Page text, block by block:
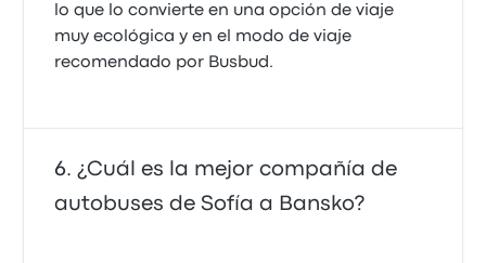
lo que lo convierte en una opción de viaje
muy ecológica y en el modo de viaje
recomendado por Busbud.
¿Cuál es la mejor compañía de
autobuses de Sofía a Bansko?